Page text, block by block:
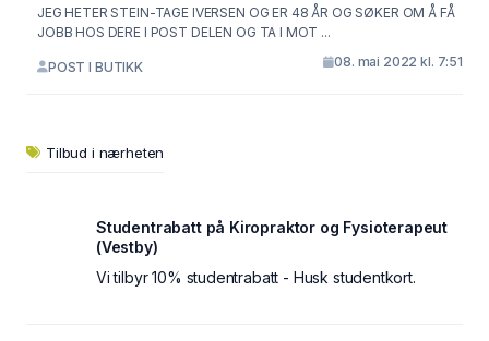
JEG HETER STEIN-TAGE IVERSEN OG ER 48 ÅR OG SØKER OM Å FÅ
JOBB HOS DERE I POST DELEN OG TA I MOT ...
POST I BUTIKK 08. mai 2022 kl. 7:51
Tilbud i nærheten
Studentrabatt på Kiropraktor og Fysioterapeut
(Vestby)
Vi tilbyr 10% studentrabatt - Husk studentkort.